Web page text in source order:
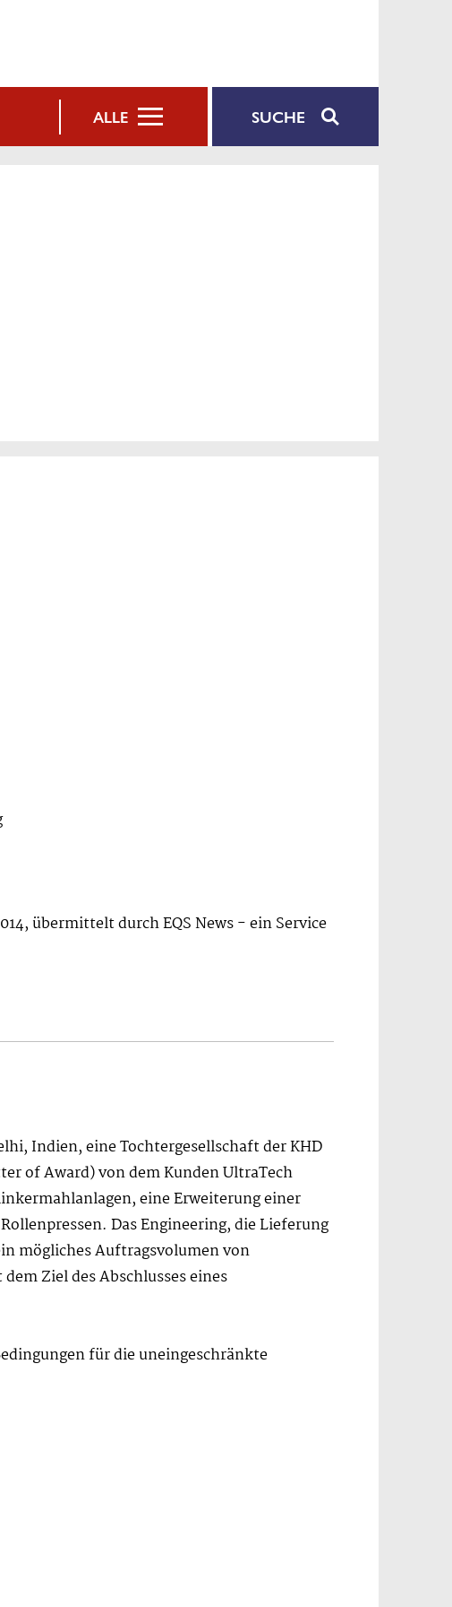
SUCHE
ALLE
übermittelt durch EQS News - ein Service
Indien, eine Tochtergesellschaft der KHD
of Award) von dem Kunden UltraTech
eine Erweiterung einer
Das Engineering, die Lieferung
mögliches Auftragsvolumen von
Ziel des Abschlusses eines
für die uneingeschränkte